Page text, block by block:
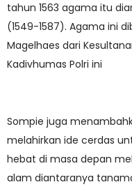
tahun 1563 agama itu
(1549-1587). Agama ini
Magelhaes dari
Kadivhumas Polri ini
Sompie juga
melahirkan ide cerdas
hebat di masa depan
alam diantaranya